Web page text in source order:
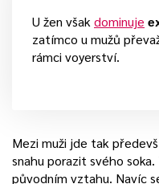
U žen však dominuje
zatímco u mužů
rámci voyerství.
Mezi muži jde tak
snahu porazit svého
původním vztahu. Navíc